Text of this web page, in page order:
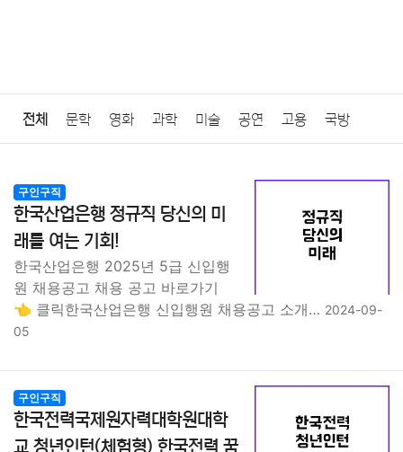
전체 문학 영화 과학 미술 공연 고용 국방
질병 가요 방송 일상 주식 블록체인
결혼 육아 반려동물 패션 미용
요리 상품리뷰 원예 금융 게임 스포츠 사진
대출 자동차 취미 여행 맛집 IT 컴퓨터 기술
종교 사회 정치 건강 의료 경제 마케팅
구인구직
한국산업은행 정규직 당신의 미
래를 여는 기회!
한국산업은행 2025년 5급 신입행
원 채용공고 채용 공고 바로가기
👈 클릭한국산업은행 신입행원 채용공고 소개… 2024-09-
05
구인구직
한국전력국제원자력대학원대학
교 청년인턴(체험형) 한국전력 꿈